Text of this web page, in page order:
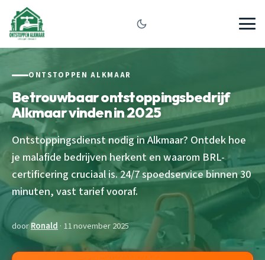
ONTSTOPPEN ALKMAAR
Betrouwbaar ontstoppingsbedrijf
Alkmaar vinden in 2025
Ontstoppingsdienst nodig in Alkmaar? Ontdek hoe
je malafide bedrijven herkent en waarom BRL-
certificering cruciaal is. 24/7 spoedservice binnen 30
minuten, vast tarief vooraf.
doorRonald · 11 november 2025